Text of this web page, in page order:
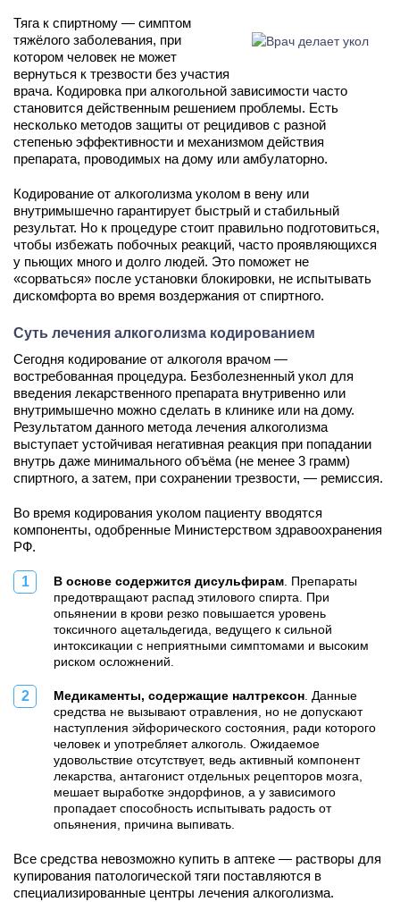
Тяга к спиртному — симптом
тяжёлого заболевания, при
котором человек не может
вернуться к трезвости без участия
врача. Кодировка при алкогольной зависимости часто
становится действенным решением проблемы. Есть
несколько методов защиты от рецидивов с разной
степенью эффективности и механизмом действия
препарата, проводимых на дому или амбулаторно.
Кодирование от алкоголизма уколом в вену или
внутримышечно гарантирует быстрый и стабильный
результат. Но к процедуре стоит правильно подготовиться,
чтобы избежать побочных реакций, часто проявляющихся
у пьющих много и долго людей. Это поможет не
«сорваться» после установки блокировки, не испытывать
дискомфорта во время воздержания от спиртного.
Суть лечения алкоголизма кодированием
Сегодня кодирование от алкоголя врачом —
востребованная процедура. Безболезненный укол для
введения лекарственного препарата внутривенно или
внутримышечно можно сделать в клинике или на дому.
Результатом данного метода лечения алкоголизма
выступает устойчивая негативная реакция при попадании
внутрь даже минимального объёма (не менее 3 грамм)
спиртного, а затем, при сохранении трезвости, — ремиссия.
Во время кодирования уколом пациенту вводятся
компоненты, одобренные Министерством здравоохранения
РФ.
В основе содержится дисульфирам . Препараты
предотвращают распад этилового спирта. При
опьянении в крови резко повышается уровень
токсичного ацетальдегида, ведущего к сильной
интоксикации с неприятными симптомами и высоким
риском осложнений.
Медикаменты, содержащие налтрексон . Данные
средства не вызывают отравления, но не допускают
наступления эйфорического состояния, ради которого
человек и употребляет алкоголь. Ожидаемое
удовольствие отсутствует, ведь активный компонент
лекарства, антагонист отдельных рецепторов мозга,
мешает выработке эндорфинов, а у зависимого
пропадает способность испытывать радость от
опьянения, причина выпивать.
Все средства невозможно купить в аптеке — растворы для
купирования патологической тяги поставляются в
специализированные центры лечения алкоголизма.